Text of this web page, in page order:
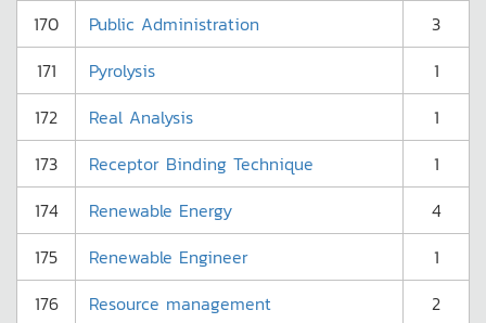
170
Public Administration
3
171
Pyrolysis
1
172
Real Analysis
1
173
Receptor Binding Technique
1
174
Renewable Energy
4
175
Renewable Engineer
1
176
Resource management 2